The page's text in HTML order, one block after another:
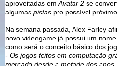
aproveitadas em Avatar 2 se
algumas pistas pro possível próximo
Na semana passada, Alex Farley
novo videogame já possui um
como será o conceito básico dos
- Os jogos feitos em computação
mercado desde a metade dos anos